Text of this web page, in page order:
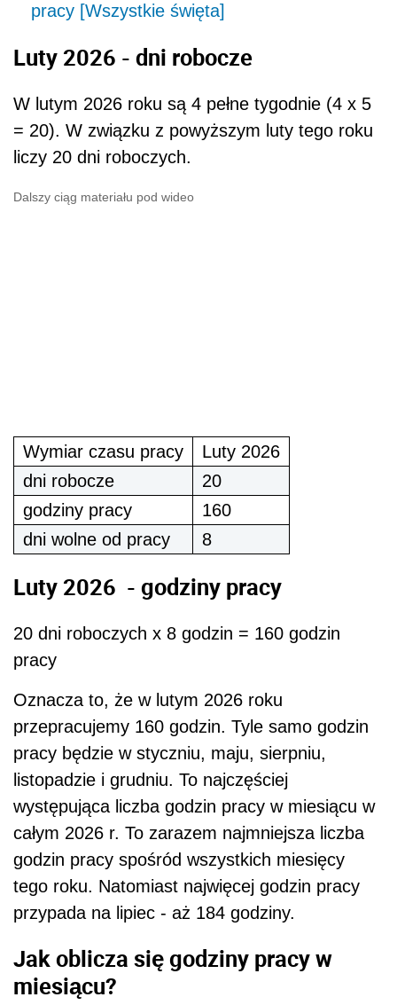
pracy [Wszystkie święta]
Luty 2026 - dni robocze
W lutym 2026 roku są 4 pełne tygodnie (4 x 5
= 20). W związku z powyższym luty tego roku
liczy 20 dni roboczych.
Dalszy ciąg materiału pod wideo
Wymiar czasu pracy
Luty 2026
dni robocze
20
godziny pracy
160
dni wolne od pracy
8
Luty 2026 - godziny pracy
20 dni roboczych x 8 godzin = 160 godzin
pracy
Oznacza to, że w lutym 2026 roku
przepracujemy 160 godzin. Tyle samo godzin
pracy będzie w styczniu, maju, sierpniu,
listopadzie i grudniu. To najczęściej
występująca liczba godzin pracy w miesiącu w
całym 2026 r. To zarazem najmniejsza liczba
godzin pracy spośród wszystkich miesięcy
tego roku. Natomiast najwięcej godzin pracy
przypada na lipiec - aż 184 godziny.
Jak oblicza się godziny pracy w
miesiącu?